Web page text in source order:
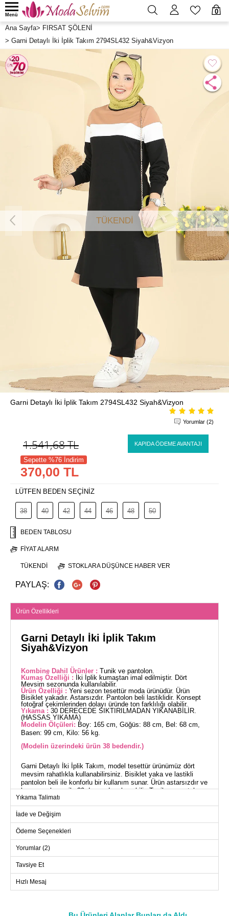
0
Menü
Ana Sayfa> FIRSAT ŞÖLENİ
> Garni Detaylı İki İplik Takım 2794SL432 Siyah&Vizyon
TÜKENDİ
Garni Detaylı İki İplik Takım 2794SL432 Siyah&Vizyon
Yorumlar (2)
1.541,68TL KAPIDA ÖDEME AVANTAJI
Sepette %76 İndirim
370,00 TL
LÜTFEN BEDEN SEÇİNİZ
38 40 42 44 46 48 50
BEDEN TABLOSU
FIYAT ALARM
TÜKENDI STOKLARA DÜŞÜNCE HABER VER
PAYLAŞ:
Ürün Özellikleri
Garni Detaylı İki İplik Takım
Siyah&Vizyon
Kombine Dahil Ürünler : Tunik ve pantolon.
Kumaş Özelliği :
İki İplik kumaştan imal edilmiştir. Dört
Mevsim sezonunda kullanılabilir.
Ürün Özelliği : Yeni sezon tesettür moda ürünüdür. Ürün
Bisiklet yakadır. Astarsızdır. Pantolon beli lastiklidir. Konsept
fotoğraf çekimlerinden dolayı üründe ton farklılığı olabilir.
Yıkama : 30 DERECEDE SIKTIRILMADAN YIKANABİLİR.
(HASSAS YIKAMA)
Modelin Ölçüleri: Boy: 165 cm, Göğüs: 88 cm, Bel: 68 cm,
Basen: 99 cm, Kilo: 56 kg.
(Modelin üzerindeki ürün 38 bedendir.)
Garni Detaylı İki İplik Takım, model tesettür ürünümüz dört
mevsim rahatlıkla kullanabilirsiniz. Bisiklet yaka ve lastikli
pantolon beli ile konforlu bir kullanım sunar. Ürün astarsızdır ve
hassas yıkama ile 30 derecede yıkanabilir. Tunik ve pantolon
tarzıyla, hem şıklık hem de rahatlık arayanlar için ideal bir
seçenektir. (Modelin üzerindeki ürün 38 bedendir.)
TUNİK BEDEN ÖLÇÜLERİ
(CM)
Beden
40
100
98
112
98
Yıkama Talimatı
İade ve Değişim
Ödeme Seçenekleri
Yorumlar (2)
Tavsiye Et
Hızlı Mesaj